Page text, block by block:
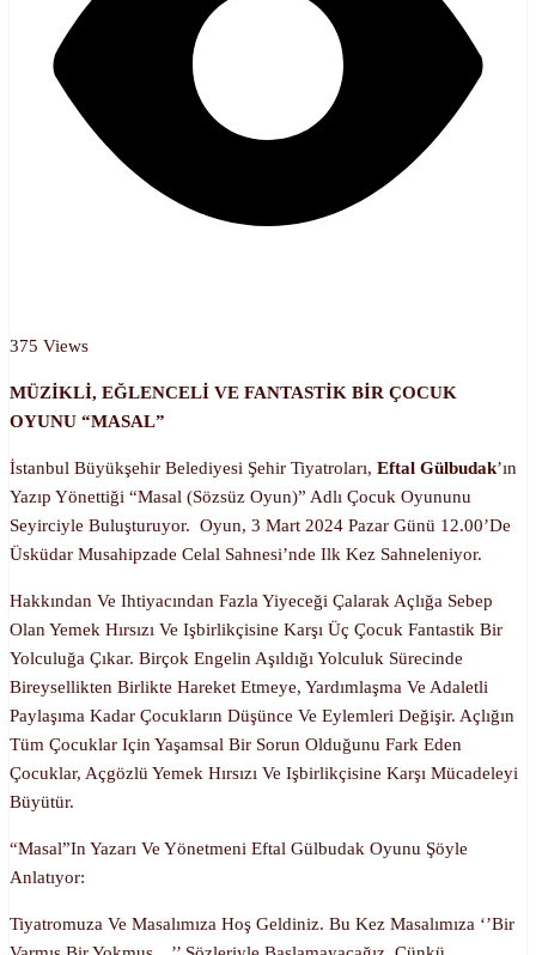
375 Views
MÜZİKLİ, EĞLENCELİ VE FANTASTİK BİR ÇOCUK
OYUNU “MASAL”
İstanbul Büyükşehir Belediyesi Şehir Tiyatroları, Eftal Gülbudak’ın
Yazıp Yönettiği “Masal (Sözsüz Oyun)” Adlı Çocuk Oyununu
Seyirciyle Buluşturuyor. Oyun, 3 Mart 2024 Pazar Günü 12.00’de
Üsküdar Musahipzade Celal Sahnesi’nde Ilk Kez Sahneleniyor.
Hakkından Ve Ihtiyacından Fazla Yiyeceği Çalarak Açlığa Sebep
Olan Yemek Hırsızı Ve Işbirlikçisine Karşı Üç Çocuk Fantastik Bir
Yolculuğa Çıkar. Birçok Engelin Aşıldığı Yolculuk Sürecinde
Bireysellikten Birlikte Hareket Etmeye, Yardımlaşma Ve Adaletli
Paylaşıma Kadar Çocukların Düşünce Ve Eylemleri Değişir. Açlığın
Tüm Çocuklar Için Yaşamsal Bir Sorun Olduğunu Fark Eden
Çocuklar, Açgözlü Yemek Hırsızı Ve Işbirlikçisine Karşı Mücadeleyi
Büyütür.
“Masal”ın Yazarı Ve Yönetmeni Eftal Gülbudak Oyunu Şöyle
Anlatıyor:
Tiyatromuza Ve Masalımıza Hoş Geldiniz. Bu Kez Masalımıza ‘’Bir